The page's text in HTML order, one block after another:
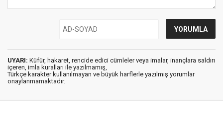
UYARI: Küfür, hakaret, rencide edici cümleler veya imalar, inançlara saldırı
içeren, imla kuralları ile yazılmamış,
Türkçe karakter kullanılmayan ve büyük harflerle yazılmış yorumlar
onaylanmamaktadır.